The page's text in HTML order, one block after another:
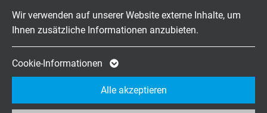
Laufzeit 2 Jahre
Zweck
Cookie von Google für Website-Analysen.
Erzeugt statistische Daten darüber, wie der
Besucher die Website nutzt.
Wir verwenden auf unserer Website externe Inhalte, um
Ihnen zusätzliche Informationen anzubieten.
Cookie-Informationen
Alle akzeptieren
sowie VDE-Angaben im hausinternen Kugelbad
(Freigabe der Prüfeinrichtung durch VDE).
Überprüfung der Berührsicherheit nach außen –
3000 V/1 min AC